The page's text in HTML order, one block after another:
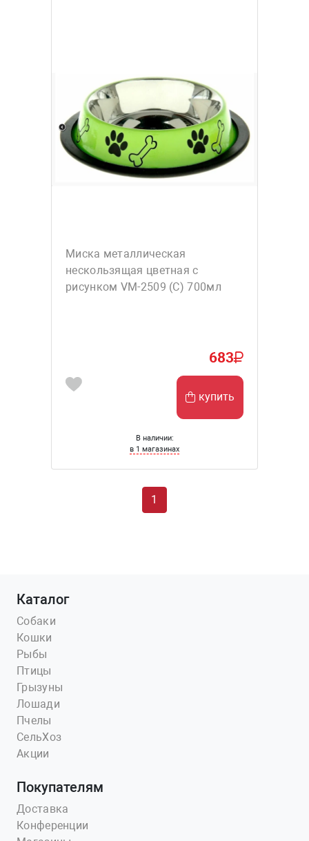
Миска металлическая
нескользящая цветная с
рисунком VM-2509 (С) 700мл
683
купить
В наличии:
в 1 магазинах
1
Каталог
Собаки
Кошки
Рыбы
Птицы
Грызуны
Лошади
Пчелы
СельХоз
Акции
Покупателям
Доставка
Конференции